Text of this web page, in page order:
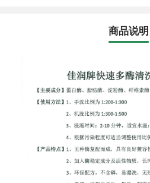
商品说明